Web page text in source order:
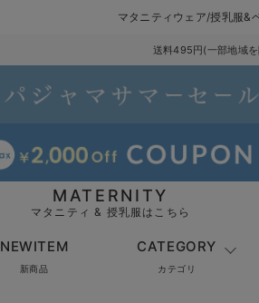
マタニティウェア/授乳服&
送料495円(一部地域
MATERNITY
マタニティ & 授乳服はこちら
NEWITEM
新商品
CATEGORY
カテゴリ